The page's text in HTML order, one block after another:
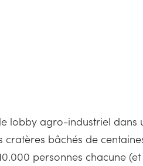
lobby agro-industriel
bâchés de
personnes chacune